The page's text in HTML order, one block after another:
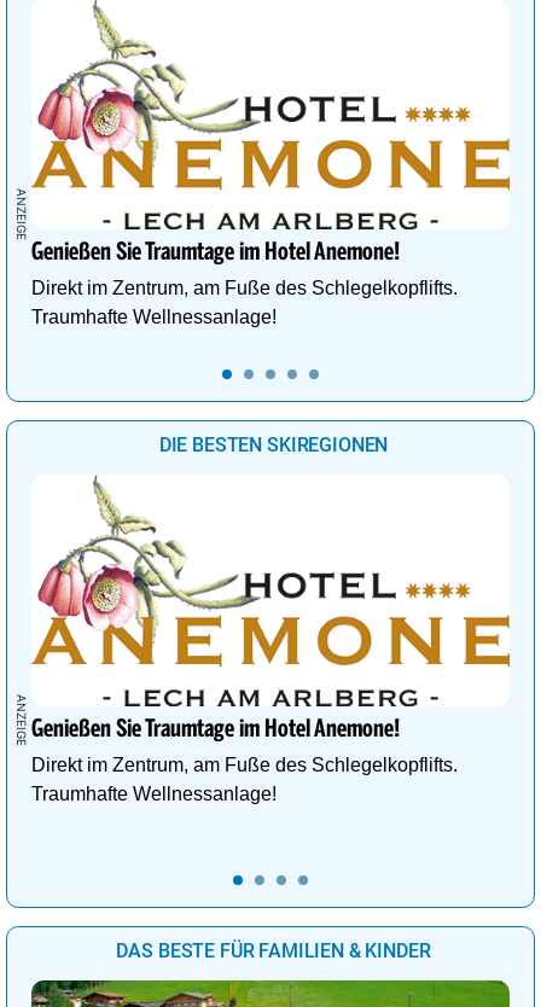
Genießen Sie Traumtage im Hotel Anemone!
Direkt im Zentrum, am Fuße des Schlegelkopflifts.
Traumhafte Wellnessanlage!
DIE BESTEN SKIREGIONEN
Genießen Sie Traumtage im Hotel Anemone!
Direkt im Zentrum, am Fuße des Schlegelkopflifts.
Traumhafte Wellnessanlage!
DAS BESTE FÜR FAMILIEN & KINDER